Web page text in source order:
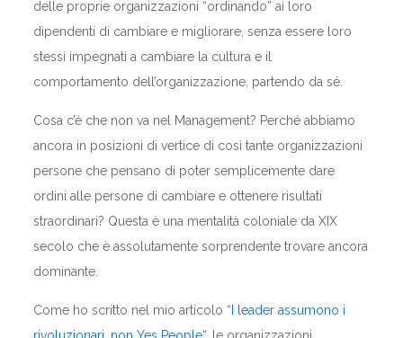
delle proprie organizzazioni “ordinando” ai loro
dipendenti di cambiare e migliorare, senza essere loro
stessi impegnati a cambiare la cultura e il
comportamento dell’organizzazione, partendo da sé.
Cosa c’è che non va nel Management? Perché abbiamo
ancora in posizioni di vertice di così tante organizzazioni
persone che pensano di poter semplicemente dare
ordini alle persone di cambiare e ottenere risultati
straordinari? Questa è una mentalità coloniale da XIX
secolo che è assolutamente sorprendente trovare ancora
dominante.
Come ho scritto nel mio articolo “ I leader assumono i